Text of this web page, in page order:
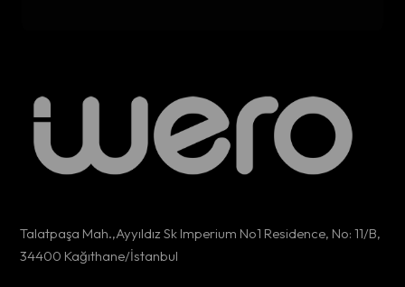
Talatpaşa Mah.,Ayyıldız Sk Imperium No1 Residence, No: 11/B,
34400 Kağıthane/İstanbul